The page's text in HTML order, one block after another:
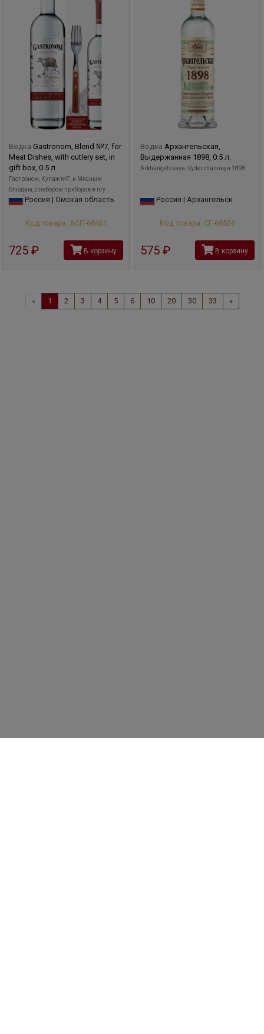
Водка Gastronom, Blend №7, for
Meat Dishes, with cutlery set, in
gift box, 0.5 л.
Гастроном, Купаж №7, к Мясным
Блюдам, с набором приборов в п/у
Россия | Омская область
Код товара: АСП-68461
725 В корзину
Водка Архангельская,
Выдержанная 1898, 0.5 л.
Arkhangelskaya, Vyderzhannaya 1898
Россия | Архангельск
Код товара: СГ-68526
575 В корзину
« 1 2 3 4 5 6 10 20 30 33 »